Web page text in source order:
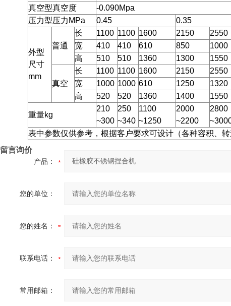
真空型真空度
-0.090Mpa
压力型压力MPa
0.45 0.35
外型
尺寸
mm
普通
长 1100 1100 1600 2150 2550
宽
410 410 610 850 1000
高
510 510 1360 1300 1550
真空
长 1100 1100 1600 2150 2550
宽
1000 1000 610 1250 1320
高
520 520 1360 1400 1550
重量kg
210
~300
250
~340
1100
~1250
2000
~2200
2800
表中参数仅供参考，根据客户要求可设计（各种容积、
留言询价
产品：
您的单位：
您的姓名：
联系电话：
常用邮箱：